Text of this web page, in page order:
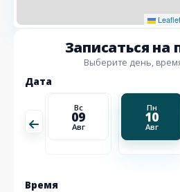
Leaflet
Записаться на
Выберите день,
Дата
Вс
09
Авг
Пн
10
Авг
Время